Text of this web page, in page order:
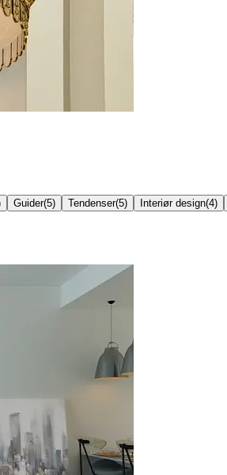
Guider(5) Tendenser(5) Interiør design(4)